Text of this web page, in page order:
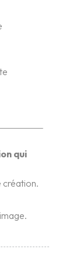
qui
création.